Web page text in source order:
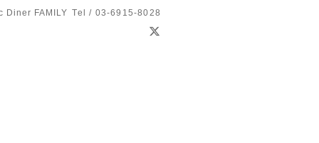
Diner FAMILY Tel / 03-6915-8028